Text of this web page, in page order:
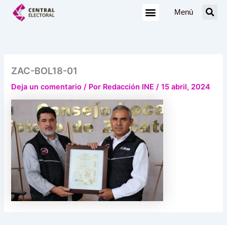
Menú
ZAC-BOL18-01
Deja un comentario / Por Redacción INE/15 abril, 2024